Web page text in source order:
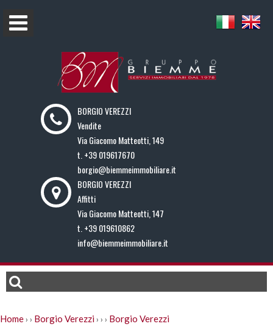
BORGIO VEREZZI
Vendite
Via Giacomo Matteotti, 149
t. +39 019617670
borgio@biemmeimmobiliare.it
BORGIO VEREZZI
Affitti
Via Giacomo Matteotti, 147
t. +39 019610862
info@biemmeimmobiliare.it
Home› › Borgio Verezzi› › › Borgio Verezzi